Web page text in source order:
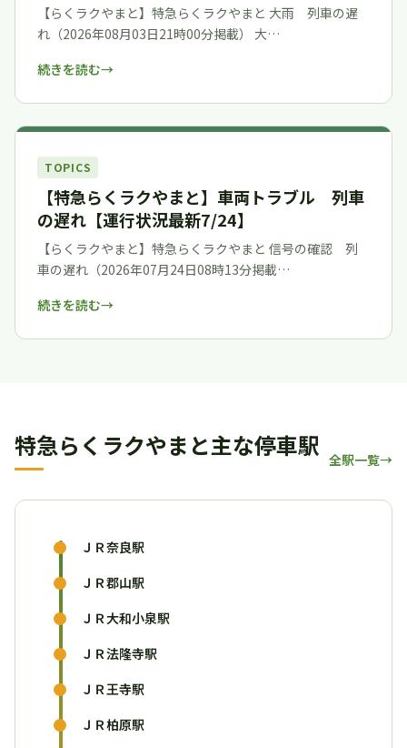
【らくラクやまと】特急らくラクやまと 大雨 列車の遅
れ（2026年08月03日21時00分掲載） 大…
続きを読む
TOPICS
【特急らくラクやまと】車両トラブル 列車
の遅れ【運行状況最新7/24】
【らくラクやまと】特急らくラクやまと 信号の確認 列
車の遅れ（2026年07月24日08時13分掲載…
続きを読む
特急らくラクやまと主な停車駅 全駅一覧
ＪＲ奈良駅
ＪＲ郡山駅
ＪＲ大和小泉駅
ＪＲ法隆寺駅
ＪＲ王寺駅
ＪＲ柏原駅